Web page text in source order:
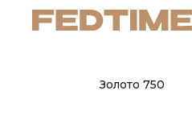
Золото 750